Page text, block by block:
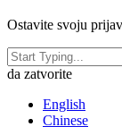
Ostavite svoju
da zatvorite
English
Chinese